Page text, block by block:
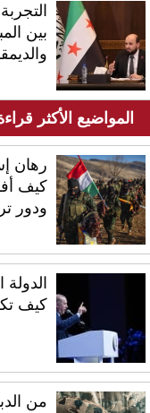
بين
المواضيع الأكثر
رهان
كيف
ودور
كيف
من